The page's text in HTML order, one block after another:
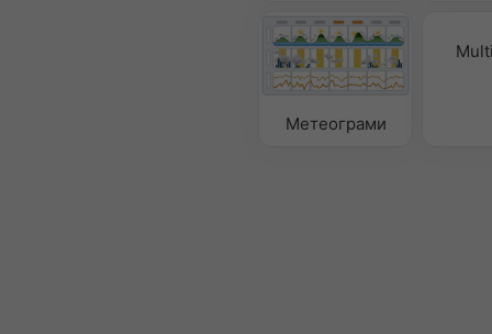
Метеограми